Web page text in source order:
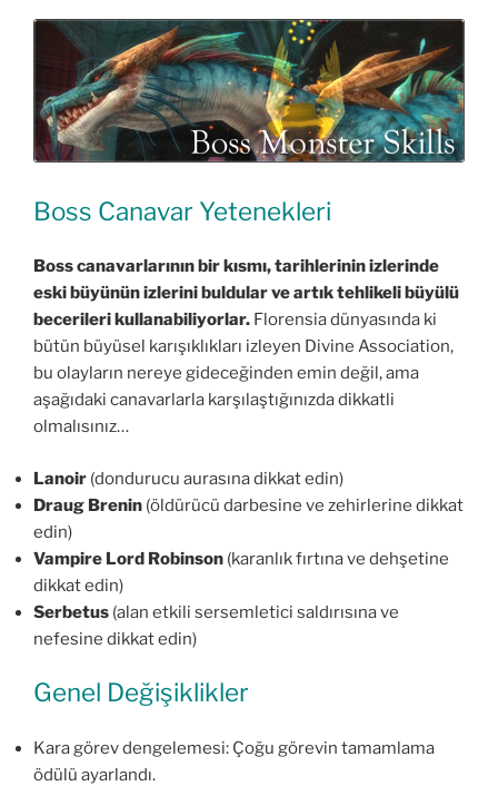
Boss Canavar Yetenekleri
Boss canavarlarının bir kısmı, tarihlerinin izlerinde
eski büyünün izlerini buldular ve artık tehlikeli büyülü
becerileri kullanabiliyorlar. Florensia dünyasında ki
bütün büyüsel karışıklıkları izleyen Divine Association,
bu olayların nereye gideceğinden emin değil, ama
aşağıdaki canavarlarla karşılaştığınızda dikkatli
olmalısınız…
Lanoir (dondurucu aurasına dikkat edin)
Draug Brenin (öldürücü darbesine ve zehirlerine dikkat
edin)
Vampire Lord Robinson (karanlık fırtına ve dehşetine
dikkat edin)
Serbetus (alan etkili sersemletici saldırısına ve
nefesine dikkat edin)
Genel Değişiklikler
Kara görev dengelemesi: Çoğu görevin tamamlama
ödülü ayarlandı.